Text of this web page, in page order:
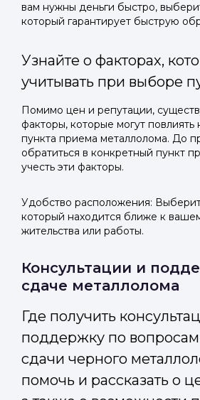
вам нужны деньги быстро,
который гарантирует быструю
Узнайте о факторах,
учитывать при выборе
Помимо цен и репутации,
факторы, которые могут
пункта приема металлолома. До
обратиться в конкретный пункт
учесть эти факторы.
Удобство расположения:
который находится ближе к
жительства или работы.
Консультации и
сдаче металлолома
Где получить
поддержку по
сдачи черного
помочь и рассказать о